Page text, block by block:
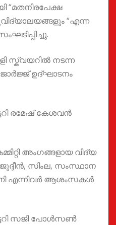
“മതനിരപേക്ഷ
“എന്ന
സ്ക്വയറിൽ നടന്ന
ഉദ്ഘാടനം
രമേഷ് കേശവൻ
അംഗങ്ങളായ വിദ്യ
സിംല, സംസ്ഥാന
എന്നിവർ ആശംസകൾ
സജി പോൾസൺ